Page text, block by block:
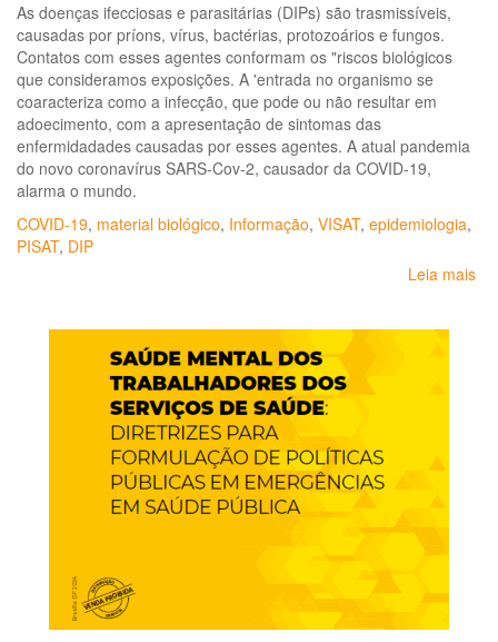
As doenças ifecciosas e parasitárias (DIPs) são trasmissíveis,
causadas por príons, vírus, bactérias, protozoários e fungos.
Contatos com esses agentes conformam os "riscos biológicos
que consideramos exposições. A 'entrada no organismo se
coaracteriza como a infecção, que pode ou não resultar em
adoecimento, com a apresentação de sintomas das
enfermidadades causadas por esses agentes. A atual pandemia
do novo coronavírus SARS-Cov-2, causador da COVID-19,
alarma o mundo.
COVID-19, material biológico, Informação, VISAT, epidemiologia,
PISAT, DIP
Leia mais